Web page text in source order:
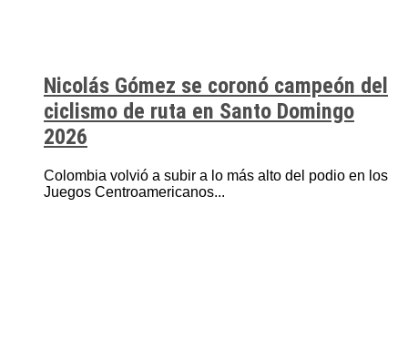
Nicolás Gómez se coronó campeón del
ciclismo de ruta en Santo Domingo
2026
Colombia volvió a subir a lo más alto del podio en los
Juegos Centroamericanos...